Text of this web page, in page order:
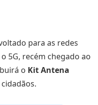
para as redes
5G, recém chegado ao
o Kit Antena